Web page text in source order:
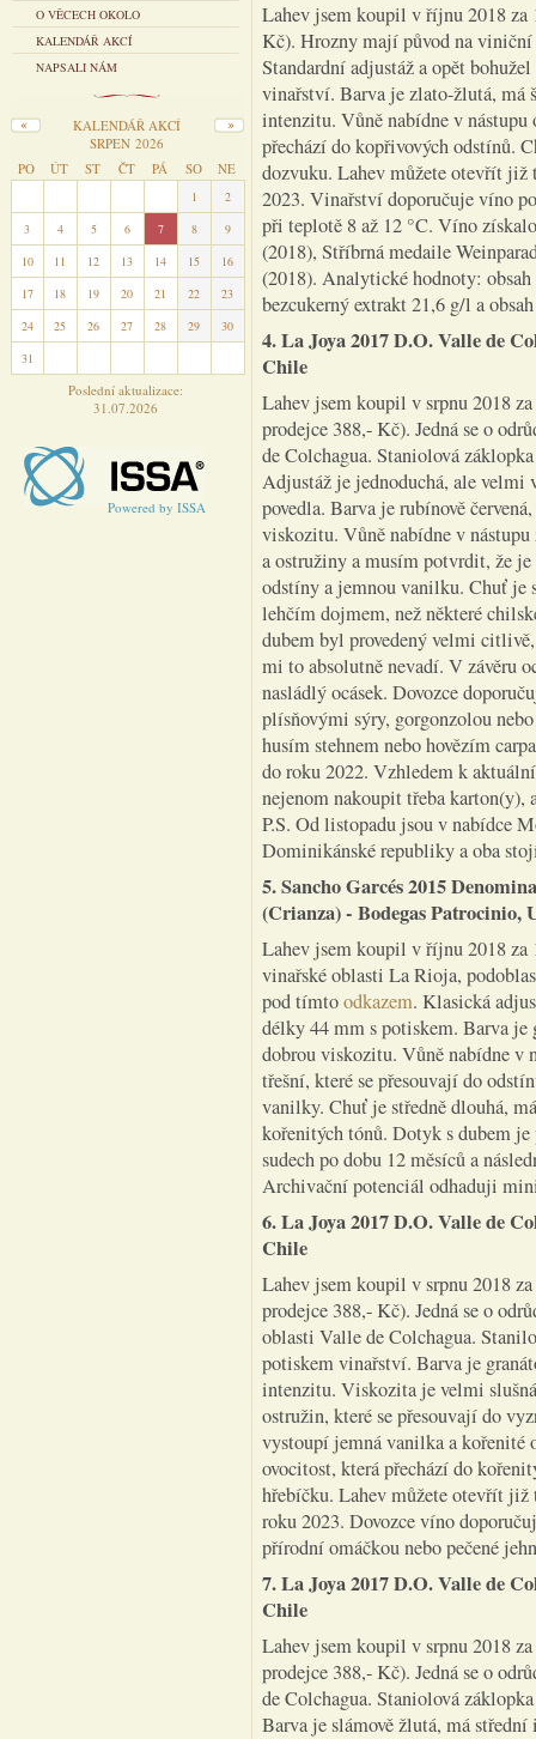
O VĚCECH OKOLO
KALENDÁŘ AKCÍ
NAPSALI NÁM
KALENDÁŘ AKCÍ
SRPEN 2026
PO
ÚT ST ČT PÁ SO NE
1
2
3
4 5 6 7 8
9
10
11 12 13 14 15
16
17
18 19 20 21 22
23
24
25 26 27 28 29
30
31
Poslední aktualizace:
31.07.2026
Powered by ISSA
Lahev jsem koupil v říjnu 2018 za
Kč). Hrozny mají původ na
Standardní adjustáž a opět
vinařství. Barva je zlato-žlutá, má
intenzitu. Vůně nabídne v
přechází do kopřivových odstínů.
dozvuku. Lahev můžete otevřít již
2023. Vinařství doporučuje víno
při teplotě 8 až 12 °C. Víno
(2018), Stříbrná medaile
(2018). Analytické hodnoty:
bezcukerný extrakt 21,6 g/l a
4. La Joya 2017 D.O. Valle de
Chile
Lahev jsem koupil v srpnu 2018
prodejce 388,- Kč). Jedná se o
de Colchagua. Staniolová
Adjustáž je jednoduchá, ale velmi
povedla. Barva je rubínově
viskozitu. Vůně nabídne v
a ostružiny a musím potvrdit, že
odstíny a jemnou vanilku. Chuť je
lehčím dojmem, než některé
dubem byl provedený velmi
mi to absolutně nevadí. V závěru
nasládlý ocásek. Dovozce
plísňovými sýry, gorgonzolou
husím stehnem nebo hovězím
do roku 2022. Vzhledem k
nejenom nakoupit třeba
P.S. Od listopadu jsou v nabídce
Dominikánské republiky a oba
5. Sancho Garcés 2015
(Crianza) - Bodegas Patrocinio,
Lahev jsem koupil v říjnu 2018
vinařské oblasti La Rioja,
pod tímtoodkazem. Klasická
délky 44 mm s potiskem. Barva je
dobrou viskozitu. Vůně nabídne v
třešní, které se přesouvají do
vanilky. Chuť je středně dlouhá,
kořenitých tónů. Dotyk s dubem
sudech po dobu 12 měsíců a
Archivační potenciál odhaduji
6. La Joya 2017 D.O. Valle de
Chile
Lahev jsem koupil v srpnu 2018
prodejce 388,- Kč). Jedná se o
oblasti Valle de Colchagua.
potiskem vinařství. Barva je
intenzitu. Viskozita je velmi
ostružin, které se přesouvají do
vystoupí jemná vanilka a kořenité
ovocitost, která přechází do
hřebíčku. Lahev můžete otevřít
roku 2023. Dovozce víno
přírodní omáčkou nebo pečené
7. La Joya 2017 D.O. Valle de
Chile
Lahev jsem koupil v srpnu 2018
prodejce 388,- Kč). Jedná se o
de Colchagua. Staniolová
Barva je slámově žlutá, má